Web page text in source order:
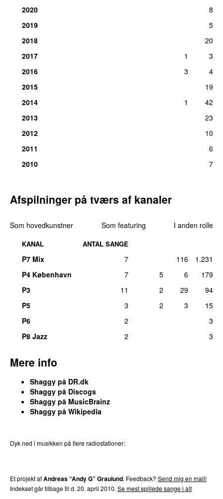
2020
8
2019
5
2018
20
2017
1
3
2016
3
4
2015
19
2014
1
42
2013
23
2012
10
2011
6
2010
7
Afspilninger på tværs af kanaler
Som hovedkunstner Som featuring I anden rolle
KANAL ANTAL SANGE
P7 Mix 7 116
1.231
P4 København
7 5 6
179
P3
11 2 29
94
P5
3 2 3
15
P6
2
3
P8 Jazz
2 3
Mere info
Shaggy på DR.dk
Shaggy på Discogs
Shaggy på MusicBrainz
Shaggy på Wikipedia
Dyk ned i musikken på flere radiostationer:
Et projekt afAndreas “Andy G” Graulund. Feedback? Send mig en mail!
Indekset går tilbage til d. 20. april 2010. Se mest spillede sange i alt